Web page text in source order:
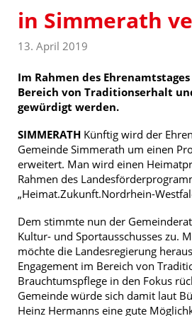
in Simmerath
13. April 2019
Im Rahmen des
Bereich von Traditionserhalt
gewürdigt werden.
SIMMERATH Künftig wird der
Gemeinde Simmerath um einen
erweitert. Man wird einen
Rahmen des
„Heimat.Zukunft.Nordrhein-
Dem stimmte nun der
Kultur- und Sportausschusses zu.
möchte die Landesregierung
Engagement im Bereich von
Brauchtumspflege in den Fokus
Gemeinde würde sich damit laut
Heinz Hermanns eine gute